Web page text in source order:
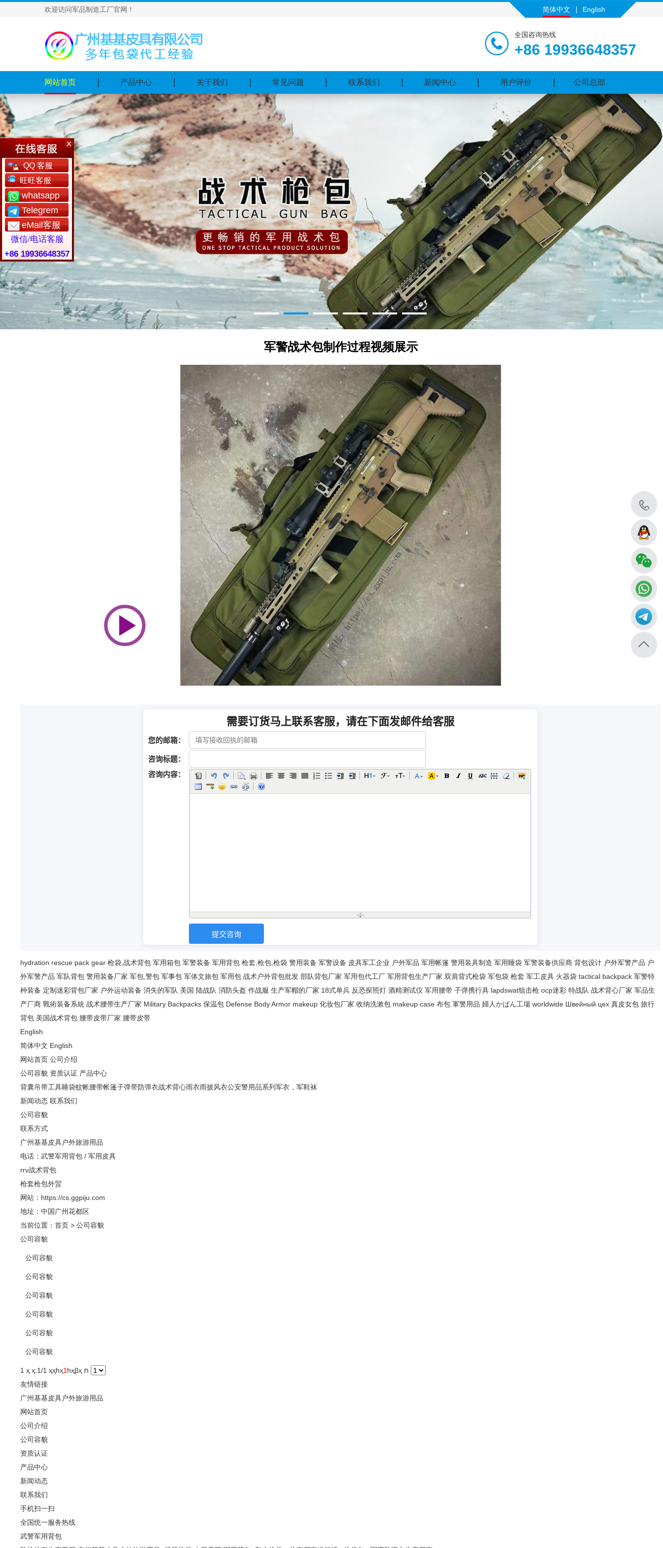
欢迎访问军品制造工厂官网！ 简体中文 English
全国咨询热线
+86 19936648357
网站首页 产品中心 关于我们 常见问题 联系我们 新闻中心 用户评价 公司总部
hydration rescue pack gear 枪袋,战术背包 军用箱包 军警装备 军用背包 枪套,枪包,枪袋 警用装备 军警设备 皮具军工企业 户外军品 军用帐篷 警用装具制造 军用睡袋 军警装备供应商 背包设计 户外军警产品 户
外军警产品 军队背包 警用装备厂家 军包,警包 军事包 军体文旅包 军用包 战术户外背包批发 部队背包厂家 军用包代工厂 军用背包生产厂家 双肩背式枪袋 军包袋 枪套 军工皮具 火器袋 tactical backpack 军警特
种装备 定制迷彩背包厂家 户外运动装备 消失的军队 美国 陆战队 消防头盔 作战服 生产军帽的厂家 18式单兵 反恐探照灯 酒精测试仪 军用腰带 子弹携行具 lapdswat狙击枪 ocp迷彩 特战队 战术背心厂家 军品生
产厂商 戰術装备系統 战术腰带生产厂家 Military Backpacks 保温包 Defense Body Armor makeup 化妆包厂家 收纳洗漱包 makeup case 布包 軍警用品 婦人かばん工場 worldwide Швейный цех 真皮女包 旅行
背包 美国战术背包 腰带皮带厂家 腰带皮带
English
简体中文 English
网站首页 公司介绍
公司容貌 资质认证 产品中心
背囊吊带工具睡袋蚊帐腰带帐篷子弹带防弹衣战术背心雨衣雨披风衣公安警用品系列军衣，军鞋袜
新闻动态 联系我们
公司容貌
联系方式
广州基基皮具户外旅游用品
电话：武警军用背包 / 军用皮具
rrv战术背包
枪套枪包外贸
网站：https://cs.ggpiju.com
地址：中国广州花都区
当前位置： 首页 > 公司容貌
公司容貌
公司容貌
公司容貌
公司容貌
公司容貌
公司容貌
公司容貌
1 ҳ ҳ:1/1 ҳҳһҳ1 һҳβҳ
友情链接
广州基基皮具户外旅游用品
网站首页
公司介绍
公司容貌
资质认证
产品中心
新闻动态
联系我们
手机扫一扫
全国统一服务热线
武警军用背包
QQ 客服
旺旺客服
whatsapp
Telegrem
eMail客服
微信/电话客服
+86 19936648357